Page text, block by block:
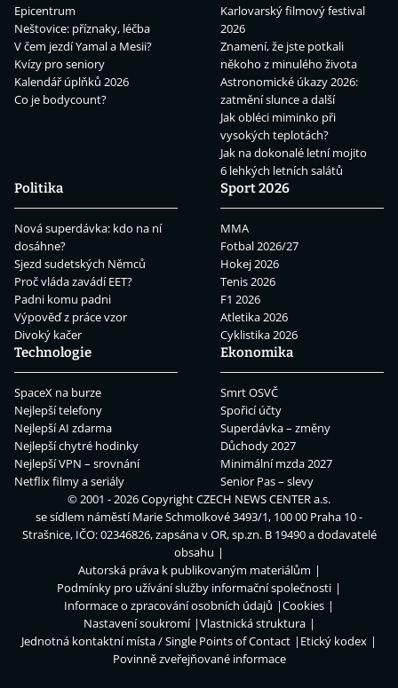
Epicentrum
Neštovice: příznaky, léčba
V čem jezdí Yamal a Mesii?
Kvízy pro seniory
Kalendář úplňků 2026
Co je bodycount?
Karlovarský filmový festival
2026
Znamení, že jste potkali
někoho z minulého života
Astronomické úkazy 2026:
zatmění slunce a další
Jak obléci miminko při
vysokých teplotách?
Jak na dokonalé letní mojito
6 lehkých letních salátů
Politika
Nová superdávka: kdo na ní
dosáhne?
Sjezd sudetských Němců
Proč vláda zavádí EET?
Padni komu padni
Výpověď z práce vzor
Divoký kačer
Sport 2026
MMA
Fotbal 2026/27
Hokej 2026
Tenis 2026
F1 2026
Atletika 2026
Cyklistika 2026
Technologie
SpaceX na burze
Nejlepší telefony
Nejlepší AI zdarma
Nejlepší chytré hodinky
Nejlepší VPN – srovnání
Netflix filmy a seriály
Ekonomika
Smrt OSVČ
Spořicí účty
Superdávka – změny
Důchody 2027
Minimální mzda 2027
Senior Pas – slevy
© 2001 - 2026 CopyrightCZECH NEWS CENTER a.s.
se sídlem náměstí Marie Schmolkové 3493/1, 100 00 Praha 10 -
Strašnice, IČO: 02346826, zapsána v OR, sp.zn. B 19490 a dodavatelé
obsahu
Autorská práva k publikovaným materiálům
Podmínky pro užívání služby informační společnosti
Informace o zpracování osobních údajů
Cookies
Nastavení soukromí
Vlastnická struktura
Jednotná kontaktní místa / Single Points of Contact
Etický kodex
Povinně zveřejňované informace